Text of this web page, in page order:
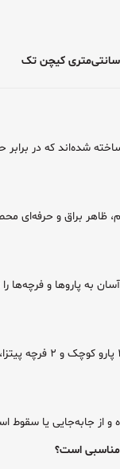
شده‌اند که در
ظاهر براق و حرفه‌ای
به پاروها و
و از جابه‌جایی یا
مناسبی است؟